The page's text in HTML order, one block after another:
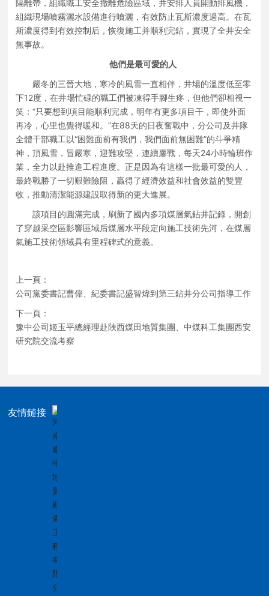
隔離帶，組織職工安全撤離危險區域，并安排人員開動排風機，
組織現場噴霧灑水設備進行噴灑，有效防止瓦斯濃度過高。在瓦
斯濃度得到有效控制后，恢復施工并順利完鉆，實現了全井安全
無事故。
他們是最可愛的人
嚴冬的三晉大地，寒冷的風雪一直相伴，井場的溫度低至零
下12度，在井場忙碌的職工們被凍得手腳生疼，但他們卻相視一
笑：“只要想到項目能順利完成，明年有更多項目干，即使外面
再冷，心里也覺得暖和。”在88天的日夜奮戰中，分公司及井隊
全體干部職工以“困難面前有我們，我們面前無困難”的斗爭精
神，頂風雪，冒嚴寒，迎難攻堅，連續鏖戰，每天24小時輪班作
業，全力以赴推進工程進度。正是因為有這樣一批最可愛的人，
最終戰勝了一切艱難險阻，贏得了經濟效益和社會效益的雙豐
收，推動清潔能源建設取得新的更大進展。
該項目的圓滿完成，刷新了國內多項煤層氣鉆井記錄，開創
了穿越采空區影響區域后煤層水平段定向施工技術先河，在煤層
氣施工技術領域具有里程碑式的意義。
上一頁：
公司黨委書記曹偉、紀委書記盛智煒到第三鉆井分公司指導工作
下一頁：
豫中公司姬玉平總經理赴陜西煤田地質集團、中煤科工集團西安
研究院交流考察
友情鏈接